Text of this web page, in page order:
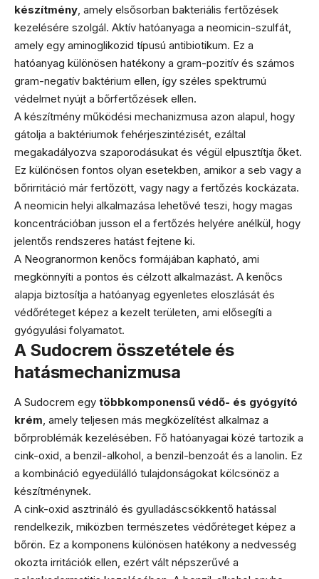
készítmény, amely elsősorban bakteriális fertőzések
kezelésére szolgál. Aktív hatóanyaga a neomicin-szulfát,
amely egy aminoglikozid típusú antibiotikum. Ez a
hatóanyag különösen hatékony a gram-pozitív és számos
gram-negatív baktérium ellen, így széles spektrumú
védelmet nyújt a bőrfertőzések ellen.
A készítmény működési mechanizmusa azon alapul, hogy
gátolja a baktériumok fehérjeszintézisét, ezáltal
megakadályozva szaporodásukat és végül elpusztítja őket.
Ez különösen fontos olyan esetekben, amikor a seb vagy a
bőrirritáció már fertőzött, vagy nagy a fertőzés kockázata.
A neomicin helyi alkalmazása lehetővé teszi, hogy magas
koncentrációban jusson el a fertőzés helyére anélkül, hogy
jelentős rendszeres hatást fejtene ki.
A Neogranormon kenőcs formájában kapható, ami
megkönnyíti a pontos és célzott alkalmazást. A kenőcs
alapja biztosítja a hatóanyag egyenletes eloszlását és
védőréteget képez a kezelt területen, ami elősegíti a
gyógyulási folyamatot.
A Sudocrem összetétele és
hatásmechanizmusa
A Sudocrem egy többkomponensű védő- és gyógyító
krém, amely teljesen más megközelítést alkalmaz a
bőrproblémák kezelésében. Fő hatóanyagai közé tartozik a
cink-oxid, a benzil-alkohol, a benzil-benzoát és a lanolin. Ez
a kombináció egyedülálló tulajdonságokat kölcsönöz a
készítménynek.
A cink-oxid asztrináló és gyulladáscsökkentő hatással
rendelkezik, miközben természetes védőréteget képez a
bőrön. Ez a komponens különösen hatékony a nedvesség
okozta irritációk ellen, ezért vált népszerűvé a